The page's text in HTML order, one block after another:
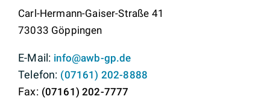
Carl-Hermann-Gaiser-Straße 41
73033 Göppingen
info@awb-gp.de
(071 61) 202-8888
(071 61) 202-7777